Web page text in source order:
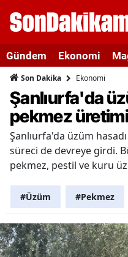
Gündem Ekonomi
Son Dakika Ekonomi
Şanlıurfa'da
pekmez
Şanlıurfa'da üzüm
süreci de devreye girdi.
pekmez, pestil ve kuru
#Üzüm #Pekmez